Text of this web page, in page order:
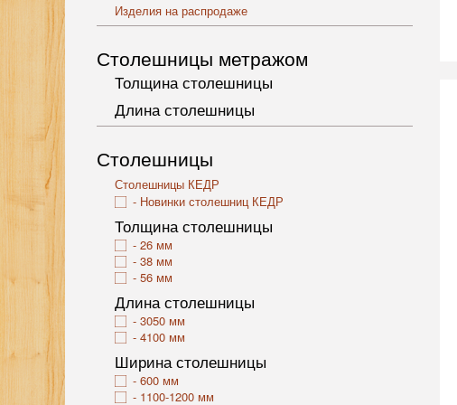
Изделия на распродаже
Столешницы метражом
Толщина столешницы
Длина столешницы
Столешницы
Столешницы КЕДР
Новинки столешниц КЕДР
Толщина столешницы
26 мм
38 мм
56 мм
Длина столешницы
3050 мм
4100 мм
Ширина столешницы
600 мм
1100-1200 мм